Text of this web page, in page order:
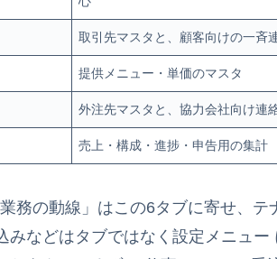
取引先マスタと、顧客向けの一斉
提供メニュー・単価のマスタ
外注先マスタと、協力会社向け連
売上・構成・進捗・申告用の集計
務の動線」はこの6タブに寄せ、テ
などはタブではなく設定メニュー